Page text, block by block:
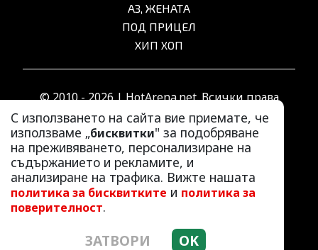
С използването на сайта вие приемате, че
използваме „бисквитки" за подобряване
на преживяването, персонализиране на
съдържанието и рекламите, и
анализиране на трафика. Вижте нашата
политика за бисквитките и политика за
поверителност.
ЗАТВОРИ OK
АЗ, ЖЕНАТА
ПОД ПРИЦЕЛ
ХИП ХОП
© 2010 - 2026 | HotArena.net. Всички права
запазени.
РЕКЛАМА
КОНТАКТИ
ОБЩИ УСЛОВИЯ
ПОЛИТИКА ЗА ПОВЕРИТЕЛНОСТ
ПОЛИТИКА ЗА БИСКВИТКИТЕ